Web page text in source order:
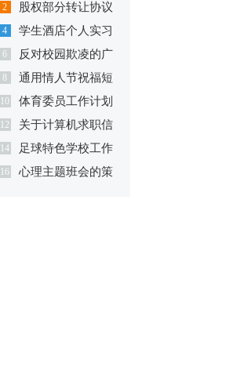
2
股权部分转让协议
书
4
学生酒店个人实习
总结
6
反对校园欺凌的广
播稿（精选10篇）
8
通用情人节祝福短
语集锦39条
10
体育委员工作计划
合集六篇
12
关于计算机求职信
范文集锦三篇
14
足球特色学校工作
计划
16
心理主题班会的策